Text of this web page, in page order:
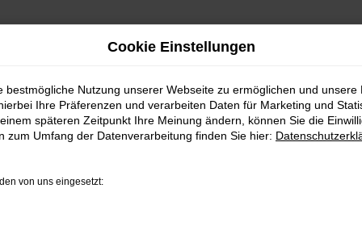
Cookie Einstellungen
bestmögliche Nutzung unserer Webseite zu ermöglichen und unsere
Ihre Präferenzen und verarbeiten Daten für Marketing und
späteren Zeitpunkt Ihre Meinung ändern, können Sie die
zum Umfang der Datenverarbeitung finden Sie hier:
von uns eingesetzt: